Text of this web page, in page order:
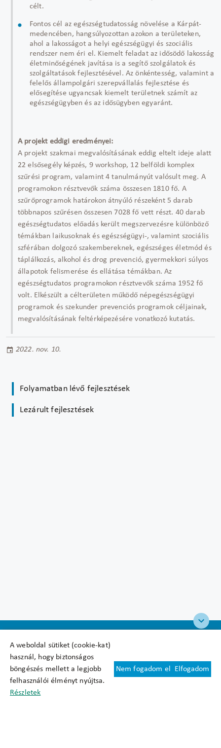
A weboldal sütiket (cookie-kat)
használ, hogy biztonságos
böngészés mellett a legjobb
felhasználói élményt nyújtsa.
Részletek
Nem fogadom el Elfogadom
célt.
Fontos cél az egészségtudatosság növelése a Kárpát-
medencében, hangsúlyozottan azokon a területeken,
ahol a lakosságot a helyi egészségügyi és szociális
rendszer nem éri el. Kiemelt feladat az idősödő lakosság
életminőségének javítása is a segítő szolgálatok és
szolgáltatások fejlesztésével. Az önkéntesség, valamint a
felelős állampolgári szerepvállalás fejlesztése és
elősegítése ugyancsak kiemelt területnek számít az
egészségügyben és az idősügyben egyaránt.
A projekt eddigi eredményei:
A projekt szakmai megvalósításának eddig eltelt ideje alatt
22 elsősegély képzés, 9 workshop, 12 belföldi komplex
szűrési program, valamint 4 tanulmányút valósult meg. A
programokon résztvevők száma összesen 1810 fő. A
szűrőprogramok határokon átnyúló részeként 5 darab
többnapos szűrésen összesen 7028 fő vett részt. 40 darab
egészségtudatos előadás került megszervezésre különböző
témákban laikusoknak és egészségügyi-, valamint szociális
szférában dolgozó szakembereknek, egészséges életmód és
táplálkozás, alkohol és drog prevenció, gyermekkori súlyos
állapotok felismerése és ellátása témákban. Az
egészségtudatos programokon résztvevők száma 1952 fő
volt. Elkészült a célterületen működő népegészségügyi
programok és szekunder prevenciós programok céljainak,
megvalósításának feltérképezésére vonatkozó kutatás.
2022. nov. 10.
Folyamatban lévő fejlesztések
Lezárult fejlesztések
Felhasználási feltételek